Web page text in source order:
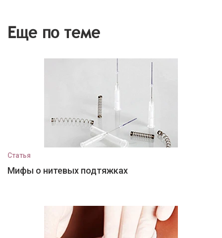
Еще по теме
Статья
Мифы о нитевых подтяжках